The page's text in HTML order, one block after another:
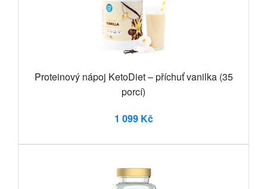
Proteinový nápoj KetoDiet – příchuť vanilka (35
porcí)
1 099 Kč